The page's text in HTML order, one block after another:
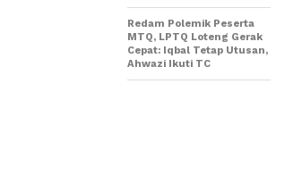
Redam Polemik Peserta
MTQ, LPTQ Loteng Gerak
Cepat: Iqbal Tetap Utusan,
Ahwazi Ikuti TC